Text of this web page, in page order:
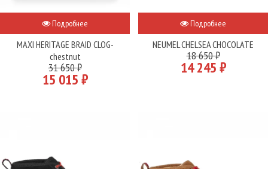
Подробнее
MAXI HERITAGE BRAID CLOG-
chestnut
31 650 ₽
15 015 ₽
Подробнее
NEUMEL CHELSEA CHOCOLATE
18 650 ₽
14 245 ₽